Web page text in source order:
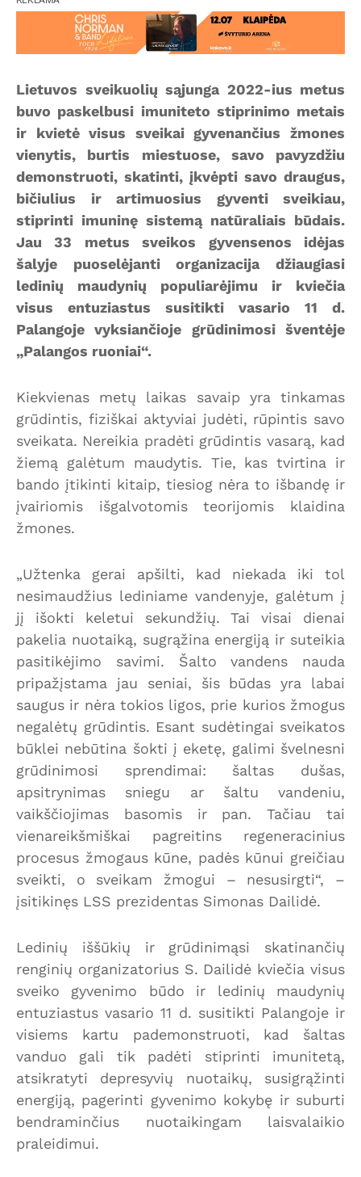
Lietuvos sveikuolių sąjunga 2022-ius metus
buvo paskelbusi imuniteto stiprinimo metais
ir kvietė visus sveikai gyvenančius žmones
vienytis, burtis miestuose, savo pavyzdžiu
demonstruoti, skatinti, įkvėpti savo draugus,
bičiulius ir artimuosius gyventi sveikiau,
stiprinti imuninę sistemą natūraliais būdais.
Jau 33 metus sveikos gyvensenos idėjas
šalyje puoselėjanti organizacija džiaugiasi
ledinių maudynių populiarėjimu ir kviečia
visus entuziastus susitikti vasario 11 d.
Palangoje vyksiančioje grūdinimosi šventėje
„Palangos ruoniai“.
Kiekvienas metų laikas savaip yra tinkamas
grūdintis, fiziškai aktyviai judėti, rūpintis savo
sveikata. Nereikia pradėti grūdintis vasarą, kad
žiemą galėtum maudytis. Tie, kas tvirtina ir
bando įtikinti kitaip, tiesiog nėra to išbandę ir
įvairiomis išgalvotomis teorijomis klaidina
žmones.
„Užtenka gerai apšilti, kad niekada iki tol
nesimaudžius lediniame vandenyje, galėtum į
jį išokti keletui sekundžių. Tai visai dienai
pakelia nuotaiką, sugrąžina energiją ir suteikia
pasitikėjimo savimi. Šalto vandens nauda
pripažįstama jau seniai, šis būdas yra labai
saugus ir nėra tokios ligos, prie kurios žmogus
negalėtų grūdintis. Esant sudėtingai sveikatos
būklei nebūtina šokti į eketę, galimi švelnesni
grūdinimosi sprendimai: šaltas dušas,
apsitrynimas sniegu ar šaltu vandeniu,
vaikščiojimas basomis ir pan. Tačiau tai
vienareikšmiškai pagreitins regeneracinius
procesus žmogaus kūne, padės kūnui greičiau
sveikti, o sveikam žmogui – nesusirgti“, –
įsitikinęs LSS prezidentas Simonas Dailidė.
Ledinių iššūkių ir grūdinimąsi skatinančių
renginių organizatorius S. Dailidė kviečia visus
sveiko gyvenimo būdo ir ledinių maudynių
entuziastus vasario 11 d. susitikti Palangoje ir
visiems kartu pademonstruoti, kad šaltas
vanduo gali tik padėti stiprinti imunitetą,
atsikratyti depresyvių nuotaikų, susigrąžinti
energiją, pagerinti gyvenimo kokybę ir suburti
bendraminčius nuotaikingam laisvalaikio
praleidimui.